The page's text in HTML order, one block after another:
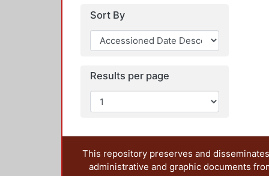
Sort By
Results per page
This repository preserves and
administrative and graphic documents